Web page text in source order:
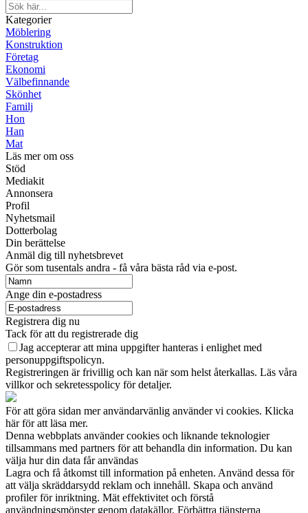
Kategorier
Möblering
Konstruktion
Företag
Ekonomi
Välbefinnande
Skönhet
Familj
Hon
Han
Mat
Läs mer om oss
Stöd
Mediakit
Annonsera
Profil
Nyhetsmail
Dotterbolag
Din berättelse
Anmäl dig till nyhetsbrevet
Gör som tusentals andra - få våra bästa råd via e-post.
Ange din e-postadress
Registrera dig nu
Tack för att du registrerade dig
Jag accepterar att mina uppgifter hanteras i enlighet med
personuppgiftspolicyn.
Registreringen är frivillig och kan när som helst återkallas. Läs våra
villkor och sekretesspolicy för detaljer.
För att göra sidan mer användarvänlig använder vi cookies. Klicka
här för att läsa mer.
Denna webbplats använder cookies och liknande teknologier
tillsammans med partners för att behandla din information. Du kan
välja hur din data får användas
Lagra och få åtkomst till information på enheten. Använd dessa för
att välja skräddarsydd reklam och innehåll. Skapa och använd
profiler för inriktning. Mät effektivitet och förstå
användningsmönster genom datakällor. Förbättra tjänsterna